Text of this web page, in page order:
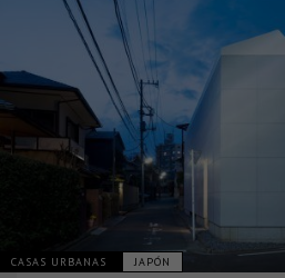
CASAS URBANAS JAPÓN